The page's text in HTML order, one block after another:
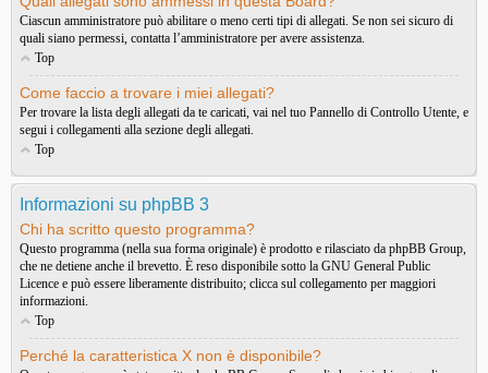
Ciascun amministratore può abilitare o meno certi tipi di allegati. Se non sei sicuro di
quali siano permessi, contatta l’amministratore per avere assistenza.
Top
Come faccio a trovare i miei allegati?
Per trovare la lista degli allegati da te caricati, vai nel tuo Pannello di Controllo Utente, e
segui i collegamenti alla sezione degli allegati.
Top
Informazioni su phpBB 3
Chi ha scritto questo programma?
Questo programma (nella sua forma originale) è prodotto e rilasciato da phpBB Group,
che ne detiene anche il brevetto. È reso disponibile sotto la GNU General Public
Licence e può essere liberamente distribuito; clicca sul collegamento per maggiori
informazioni.
Top
Perché la caratteristica X non è disponibile?